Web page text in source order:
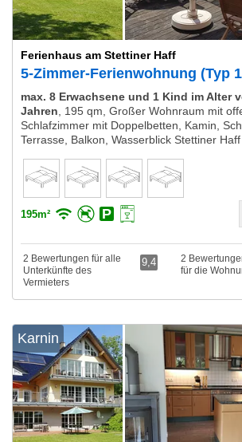
Ferienhaus am Stettiner Haff
5-Zimmer-Ferienwohnung (Typ
max. 8 Erwachsene und 1 Kind im Alter
Jahren
195 qm, Großer Wohnraum mit
Schlafzimmer mit Doppelbetten, Kamin,
Terrasse, Balkon, Wasserblick Stettiner Haff
195m²
2 Bewertungen für alle
Unterkünfte des
Vermieters
9,4
2
für die
Karnin